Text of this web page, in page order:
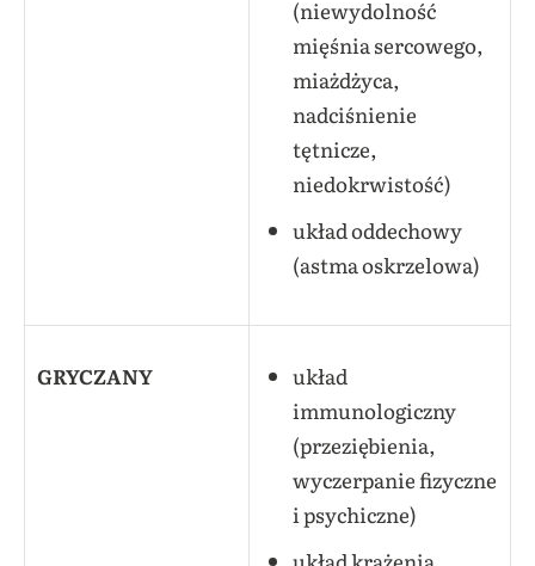
(niewydolność
mięśnia sercowego,
miażdżyca,
nadciśnienie
tętnicze,
niedokrwistość)
układ oddechowy
(astma oskrzelowa)
GRYCZANY
układ
immunologiczny
(przeziębienia,
wyczerpanie fizyczne
i psychiczne)